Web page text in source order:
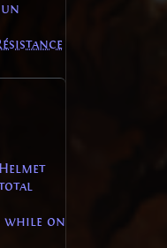
Helmet
while on